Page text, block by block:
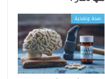
صحة وتغذية